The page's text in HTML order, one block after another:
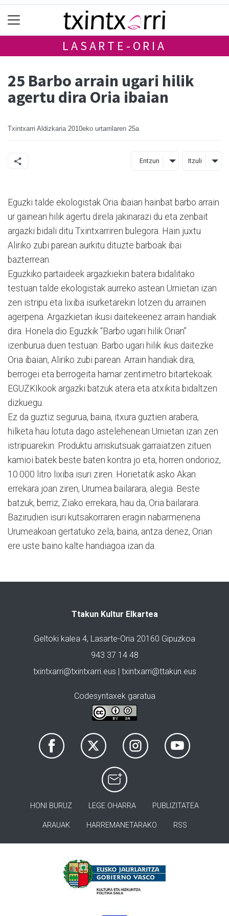
LASARTE-ORIA
25 Barbo arrain ugari hilik
agertu dira Oria ibaian
Txintxarri Aldizkaria 2010eko urtarrilaren 25a
Entzun Itzuli
Eguzki talde ekologistak Oria ibaian hainbat barbo arrain
ur gainean hilik agertu direla jakinarazi du eta zenbait
argazki bidali ditu Txintxarriren bulegora. Hain juxtu
Aliriko zubi parean aurkitu dituzte barboak ibai
bazterrean.
Eguzkiko partaideek argazkiekin batera bidalitako
testuan talde ekologistak aurreko astean Urnietan izan
zen istripu eta lixiba isurketarekin lotzen du arrainen
agerpena. Argazkietan ikusi daitekeenez arrain handiak
dira. Honela dio Eguzkik “Barbo ugari hilik Orian”
izenburua duen testuan: Barbo ugari hilik ikus daitezke
Oria ibaian, Aliriko zubi parean. Arrain handiak dira,
berrogei eta berrogeita hamar zentimetro bitartekoak.
EGUZKIkook argazki batzuk atera eta atxikita bidaltzen
dizkuegu.
Ez da guztiz segurua, baina, itxura guztien arabera,
hilketa hau lotuta dago astelehenean Urnietan izan zen
istripuarekin. Produktu arriskutsuak garraiatzen zituen
kamioi batek beste baten kontra jo eta, horren ondorioz,
10.000 litro lixiba isuri ziren. Horietatik asko Akan
errekara joan ziren, Urumea bailarara, alegia. Beste
batzuk, berriz, Ziako errekara, hau da, Oria bailarara.
Bazirudien isuri kutsakorraren eragin nabarmenena
Urumeakoan gertatuko zela, baina, antza denez, Orian
ere uste baino kalte handiagoa izan da.
Ttakun Kultur Elkartea
Geltoki kalea 4, Lasarte-Oria 20160 Gipuzkoa
943 37 14 48
txintxarri@txintxarri.eus | txintxarri@ttakun.eus
Codesyntaxek garatua
HONI BURUZ LEGE OHARRA PUBLIZITATEA
ARAUAK HARREMANETARAKO RSS